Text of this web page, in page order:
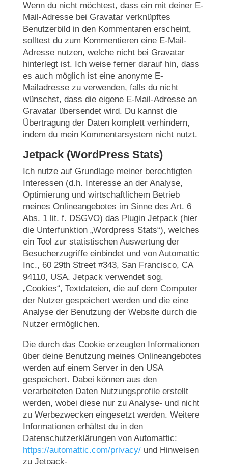
Wenn du nicht möchtest, dass ein mit deiner E-
Mail-Adresse bei Gravatar verknüpftes
Benutzerbild in den Kommentaren erscheint,
solltest du zum Kommentieren eine E-Mail-
Adresse nutzen, welche nicht bei Gravatar
hinterlegt ist. Ich weise ferner darauf hin, dass
es auch möglich ist eine anonyme E-
Mailadresse zu verwenden, falls du nicht
wünschst, dass die eigene E-Mail-Adresse an
Gravatar übersendet wird. Du kannst die
Übertragung der Daten komplett verhindern,
indem du mein Kommentarsystem nicht nutzt.
Jetpack (WordPress Stats)
Ich nutze auf Grundlage meiner berechtigten
Interessen (d.h. Interesse an der Analyse,
Optimierung und wirtschaftlichem Betrieb
meines Onlineangebotes im Sinne des Art. 6
Abs. 1 lit. f. DSGVO) das Plugin Jetpack (hier
die Unterfunktion „Wordpress Stats“), welches
ein Tool zur statistischen Auswertung der
Besucherzugriffe einbindet und von Automattic
Inc., 60 29th Street #343, San Francisco, CA
94110, USA. Jetpack verwendet sog.
„Cookies“, Textdateien, die auf dem Computer
der Nutzer gespeichert werden und die eine
Analyse der Benutzung der Website durch die
Nutzer ermöglichen.
Die durch das Cookie erzeugten Informationen
über deine Benutzung meines Onlineangebotes
werden auf einem Server in den USA
gespeichert. Dabei können aus den
verarbeiteten Daten Nutzungsprofile erstellt
werden, wobei diese nur zu Analyse- und nicht
zu Werbezwecken eingesetzt werden. Weitere
Informationen erhältst du in den
Datenschutzerklärungen von Automattic:
https://automattic.com/privacy/und Hinweisen
zu Jetpack-